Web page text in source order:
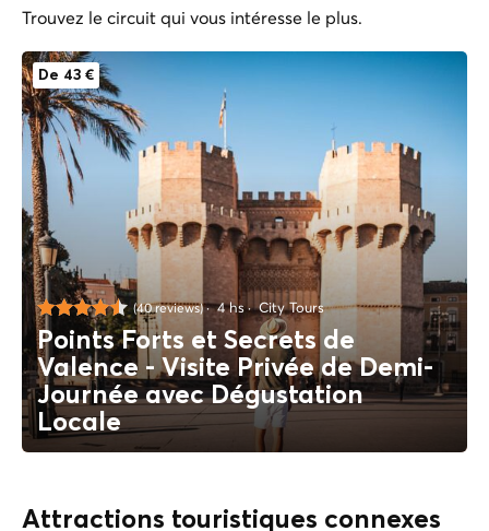
Trouvez le circuit qui vous intéresse le plus.
De 43 €
(40 reviews) 4 hs City Tours
Points Forts et Secrets de
Valence - Visite Privée de Demi-
Journée avec Dégustation
Locale
Attractions touristiques connexes